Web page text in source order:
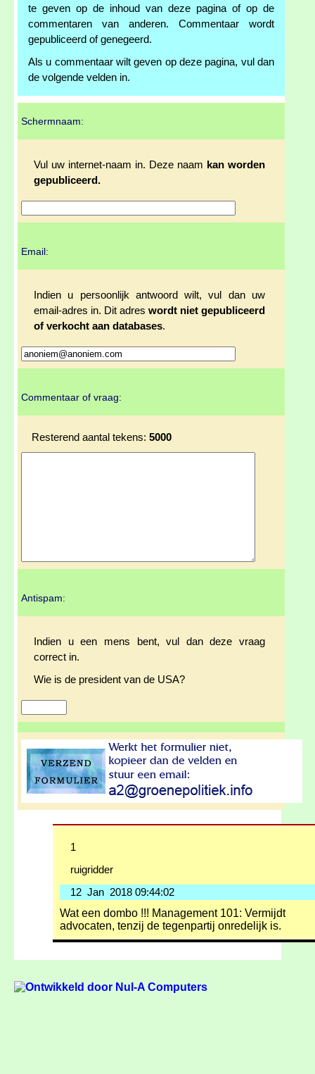
te geven op de inhoud van deze pagina of op de
commentaren van anderen. Commentaar wordt
gepubliceerd of genegeerd.
Als u commentaar wilt geven op deze pagina, vul dan
de volgende velden in.
Schermnaam:
Vul uw internet-naam in. Deze naam kan worden
gepubliceerd.
Email:
Indien u persoonlijk antwoord wilt, vul dan uw
email-adres in. Dit adres wordt niet gepubliceerd
of verkocht aan databases.
Commentaar of vraag:
Resterend aantal tekens: 5000
Antispam:
Indien u een mens bent, vul dan deze vraag
correct in.
Wie is de president van de USA?
1
ruigridder
12 Jan 2018 09:44:02
Wat een dombo !!! Management 101: Vermijdt
advocaten, tenzij de tegenpartij onredelijk is.